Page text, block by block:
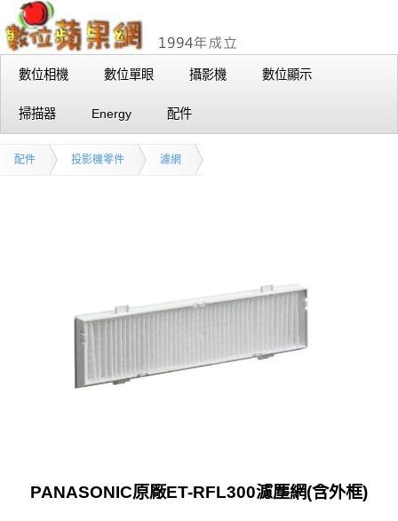
數位相機 數位單眼 攝影機 數位顯示
掃描器 Energy 配件
配件 投影機零件 濾網
PANASONIC原廠ET-RFL300濾塵網(含外框)